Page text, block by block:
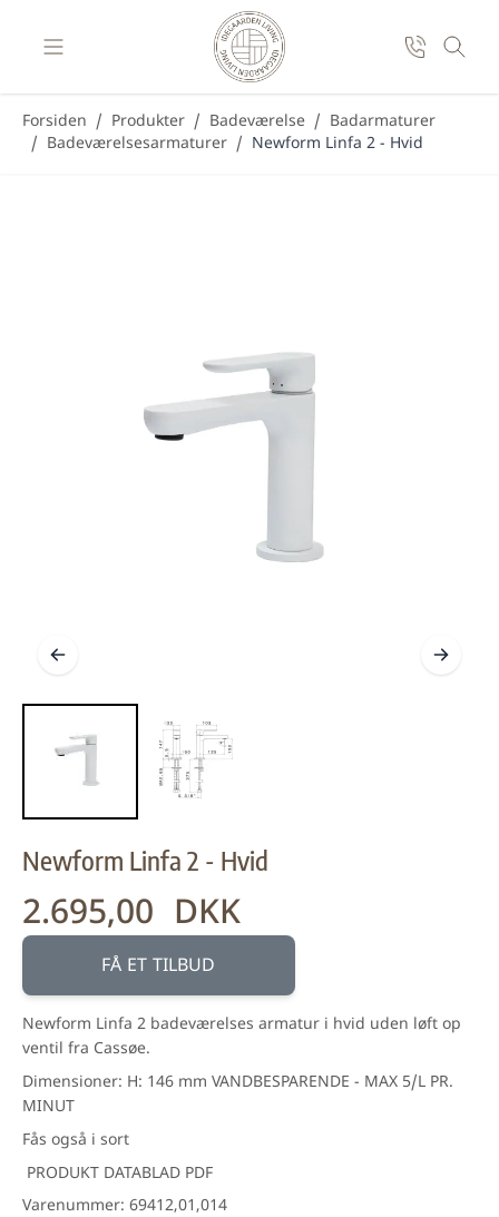
Forsiden / Produkter / Badeværelse / Badarmaturer
/ Badeværelsesarmaturer / Newform Linfa 2 - Hvid
Newform Linfa 2 - Hvid
2.695,00 DKK
FÅ ET TILBUD
Newform Linfa 2 badeværelses armatur i hvid uden løft op
ventil fra Cassøe.
Dimensioner: H: 146 mm VANDBESPARENDE - MAX 5/L PR.
MINUT
Fås også i sort
PRODUKT DATABLAD PDF
Varenummer: 69412,01,014